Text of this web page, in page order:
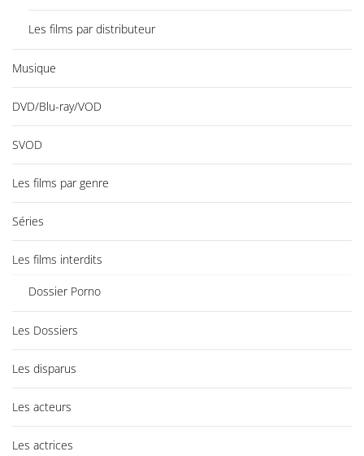
Les films par distributeur
Musique
DVD/Blu-ray/VOD
SVOD
Les films par genre
Séries
Les films interdits
Dossier Porno
Les Dossiers
Les disparus
Les acteurs
Les actrices